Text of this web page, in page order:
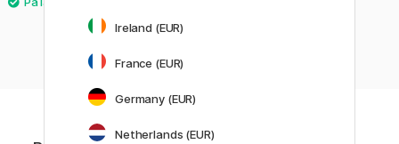
Ireland (EUR)
France (EUR)
Germany (EUR)
Netherlands (EUR)